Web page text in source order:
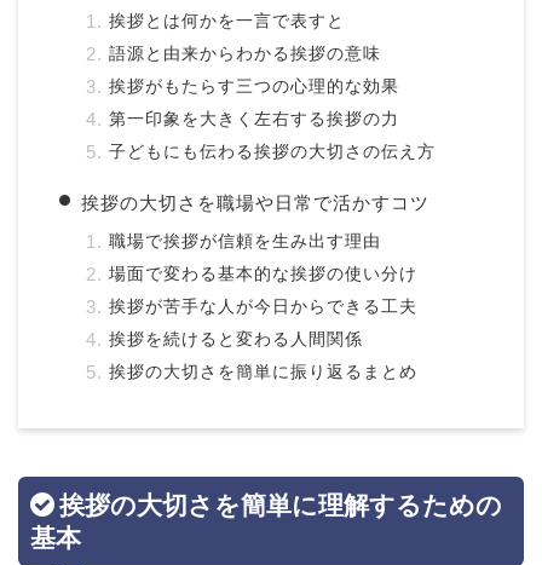
挨拶とは何かを一言で表すと
語源と由来からわかる挨拶の意味
挨拶がもたらす三つの心理的な効果
第一印象を大きく左右する挨拶の力
子どもにも伝わる挨拶の大切さの伝え方
挨拶の大切さを職場や日常で活かすコツ
職場で挨拶が信頼を生み出す理由
場面で変わる基本的な挨拶の使い分け
挨拶が苦手な人が今日からできる工夫
挨拶を続けると変わる人間関係
挨拶の大切さを簡単に振り返るまとめ
挨拶の大切さを簡単に理解するための
基本